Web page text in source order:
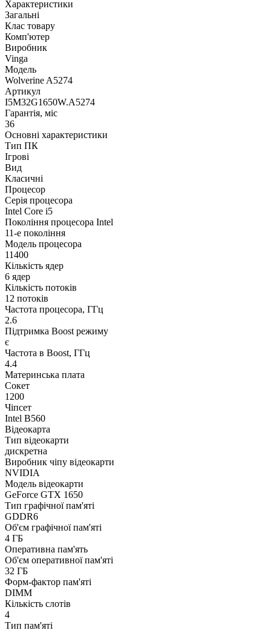
Характеристики
Загальні
Клас товару
Комп'ютер
Виробник
Vinga
Модель
Wolverine A5274
Артикул
I5M32G1650W.A5274
Гарантія, міс
36
Основні характеристики
Тип ПК
Ігрові
Вид
Класичні
Процесор
Серія процесора
Intel Core i5
Покоління процесора Intel
11-е покоління
Модель процесора
11400
Кількість ядер
6 ядер
Кількість потоків
12 потоків
Частота процесора, ГГц
2.6
Підтримка Boost режиму
є
Частота в Boost, ГГц
4.4
Материнська плата
Сокет
1200
Чіпсет
Intel B560
Відеокарта
Тип відеокарти
дискретна
Виробник чіпу відеокарти
NVIDIA
Модель відеокарти
GeForce GTX 1650
Тип графічної пам'яті
GDDR6
Об'єм графічної пам'яті
4 ГБ
Оперативна пам'ять
Об'єм оперативної пам'яті
32 ГБ
Форм-фактор пам'яті
DIMM
Кількість слотів
4
Тип пам'яті